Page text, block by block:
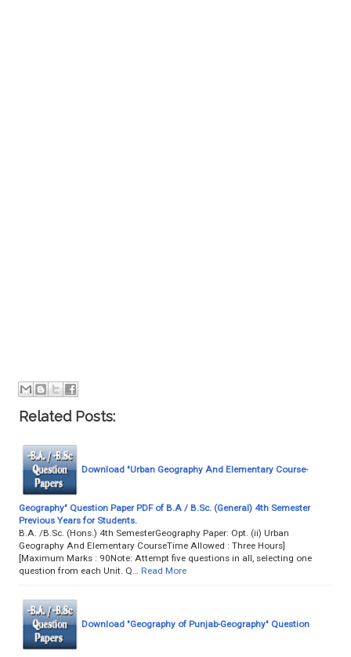
Related Posts:
Download "Urban Geography And Elementary Course-
Geography" Question Paper PDF of B.A / B.Sc. (General) 4th Semester
Previous Years for Students.
B.A. /B.Sc. (Hons.) 4th SemesterGeography Paper: Opt. (ii) Urban
Geography And Elementary CourseTime Allowed : Three Hours]
[Maximum Marks : 90Note: Attempt five questions in all, selecting one
question from each Unit. Q…
Read More
Download "Geography of Punjab-Geography" Question